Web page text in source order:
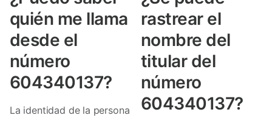
quién me llama
desde el
número
604340137?
La identidad de la persona
rastrear el
nombre del
titular del
número
604340137?